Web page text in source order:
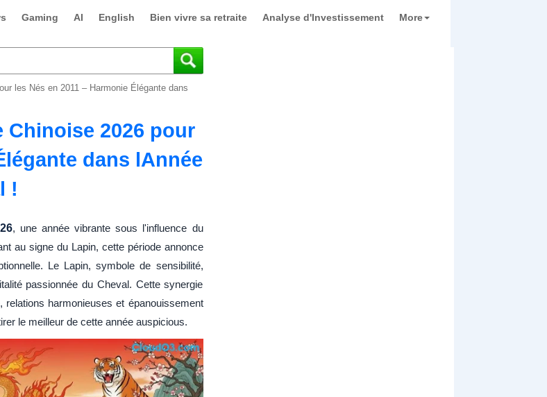
Gaming AI English Bien vivre sa retraite Analyse d'Investissement More
les Nés en 2011 – Harmonie Élégante dans
Chinoise 2026 pour
dans lAnnée
!
, une année vibrante sous l'influence du
au signe du Lapin, cette période annonce
Le Lapin, symbole de sensibilité,
passionnée du Cheval. Cette synergie
harmonieuses et épanouissement
le meilleur de cette année auspicious.